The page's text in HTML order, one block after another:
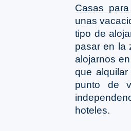
Casas
unas
tipo de
pasar en la
alojarnos
que
punto de
hoteles.